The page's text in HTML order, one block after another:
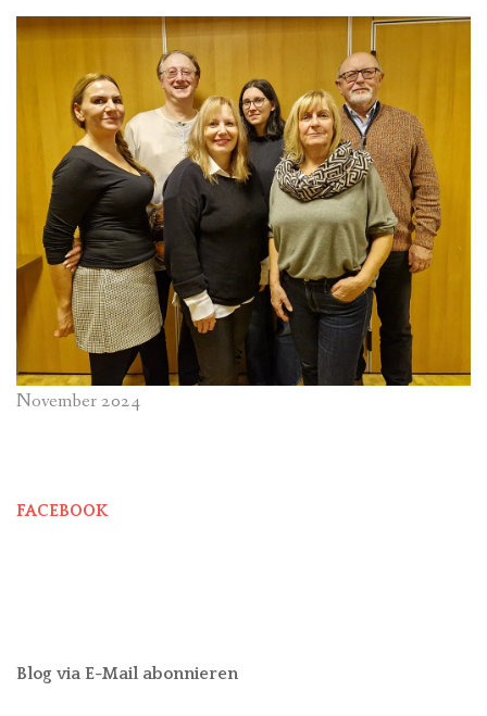
November 2024
FACEBOOK
Blog via E-Mail abonnieren